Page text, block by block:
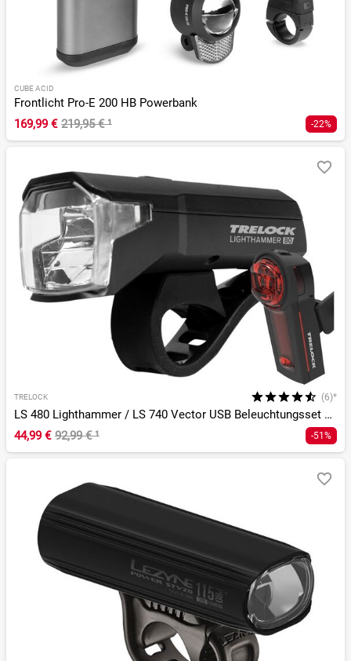
CUBE ACID
Frontlicht Pro-E 200 HB Powerbank
169,99 € 219,95 €¹ -22%
TRELOCK (6)*
LS 480 Lighthammer / LS 740 Vector USB Beleuchtungsset StVZO
44,99 € 92,99 €¹ -51%